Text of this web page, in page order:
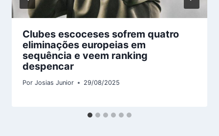
Clubes escoceses sofrem quatro
eliminações europeias em
sequência e veem ranking
despencar
Por Josias Junior 29/08/2025